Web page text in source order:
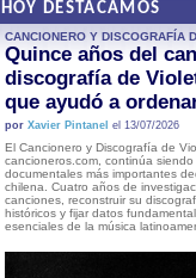
HOY DESTACAMOS
CANCIONERO Y DISCOGRAFÍA
Quince años del
discografía de
que ayudó a
por Xavier Pintanel el 13/07/2026
El Cancionero y Discografía de
cancioneros.com, continúa
documentales más importantes
chilena. Cuatro años de
canciones, reconstruir su
históricos y fijar datos
esenciales de la música